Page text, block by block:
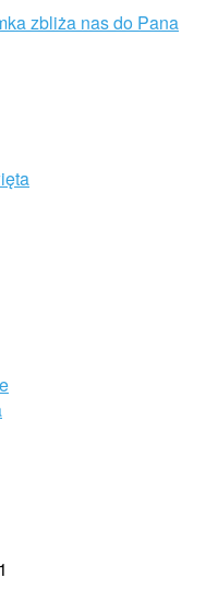
zbliża nas do Pana